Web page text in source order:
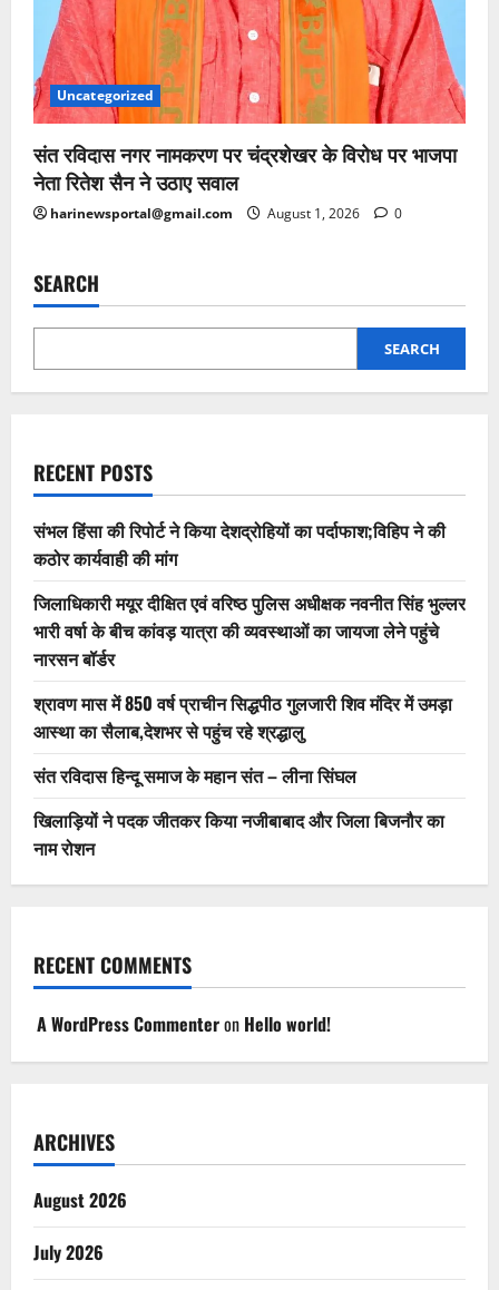
Uncategorized
संत रविदास नगर नामकरण पर चंद्रशेखर के विरोध पर भाजपा
नेता रितेश सैन ने उठाए सवाल
harinewsportal@gmail.com August 1, 2026 0
SEARCH
SEARCH
RECENT POSTS
संभल हिंसा की रिपोर्ट ने किया देशद्रोहियों का पर्दाफाश;विहिप ने की
कठोर कार्यवाही की मांग
जिलाधिकारी मयूर दीक्षित एवं वरिष्ठ पुलिस अधीक्षक नवनीत सिंह भुल्लर
भारी वर्षा के बीच कांवड़ यात्रा की व्यवस्थाओं का जायजा लेने पहुंचे
नारसन बॉर्डर
श्रावण मास में 850 वर्ष प्राचीन सिद्धपीठ गुलजारी शिव मंदिर में उमड़ा
आस्था का सैलाब,देशभर से पहुंच रहे श्रद्धालु
संत रविदास हिन्दू समाज के महान संत – लीना सिंघल
खिलाड़ियों ने पदक जीतकर किया नजीबाबाद और जिला बिजनौर का
नाम रोशन
RECENT COMMENTS
A WordPress Commenteron Hello world!
ARCHIVES
August 2026
July 2026